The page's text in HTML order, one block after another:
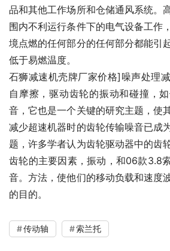
品和其他工作场所和仓储通风系统。
围内不利运行条件下的电气设备工作
境点燃的任何部分的任何部分都能引
低于易燃温度。
石狮减速机壳牌厂家价格]噪声处理
自摩擦，驱动齿轮的振动和碰撞，
音，它也是一个关键的研究主题，使
减少超速机器时的齿轮传输噪音已成
题，许多学者认为齿轮驱动器中的齿
齿轮的主要因素，振动，和06款3.8
音。方法，使他们的移动负载和速度
的目的。
传动轴 索兰托